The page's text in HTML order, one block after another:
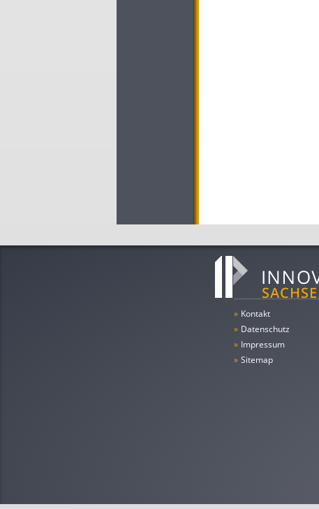
» Kontakt
» Datenschutz
» Impressum
» Sitemap